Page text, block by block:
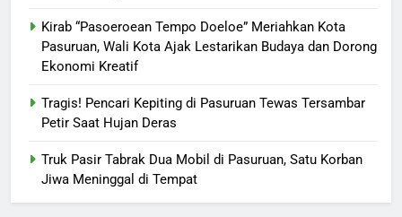
Kirab “Pasoeroean Tempo Doeloe” Meriahkan Kota
Pasuruan, Wali Kota Ajak Lestarikan Budaya dan Dorong
Ekonomi Kreatif
Tragis! Pencari Kepiting di Pasuruan Tewas Tersambar
Petir Saat Hujan Deras
Truk Pasir Tabrak Dua Mobil di Pasuruan, Satu Korban
Jiwa Meninggal di Tempat